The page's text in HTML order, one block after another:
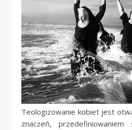
Teologizowanie kobiet jest
znaczeń,